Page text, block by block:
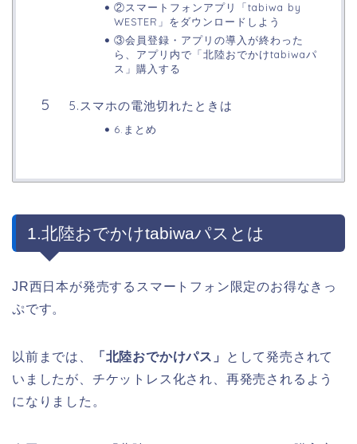
②スマートフォンアプリ「tabiwa by
WESTER」をダウンロードしよう
③会員登録・アプリの導入が終わった
ら、アプリ内で「北陸おでかけtabiwaパ
ス」購入する
5.スマホの電池切れたときは
6.まとめ
1.北陸おでかけtabiwaパスとは
JR西日本が発売するスマートフォン限定のお得なきっ
ぷです。
以前までは、 「北陸おでかけパス」
として発売されて
いましたが、チケットレス化され、再発売されるよう
になりました。